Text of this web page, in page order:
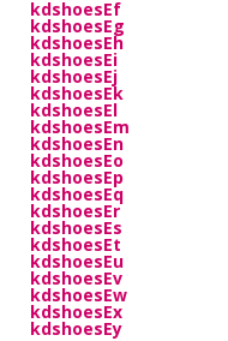
kdshoesEf
kdshoesEg
kdshoesEh
kdshoesEi
kdshoesEj
kdshoesEk
kdshoesEl
kdshoesEm
kdshoesEn
kdshoesEo
kdshoesEp
kdshoesEq
kdshoesEr
kdshoesEs
kdshoesEt
kdshoesEu
kdshoesEv
kdshoesEw
kdshoesEx
kdshoesEy